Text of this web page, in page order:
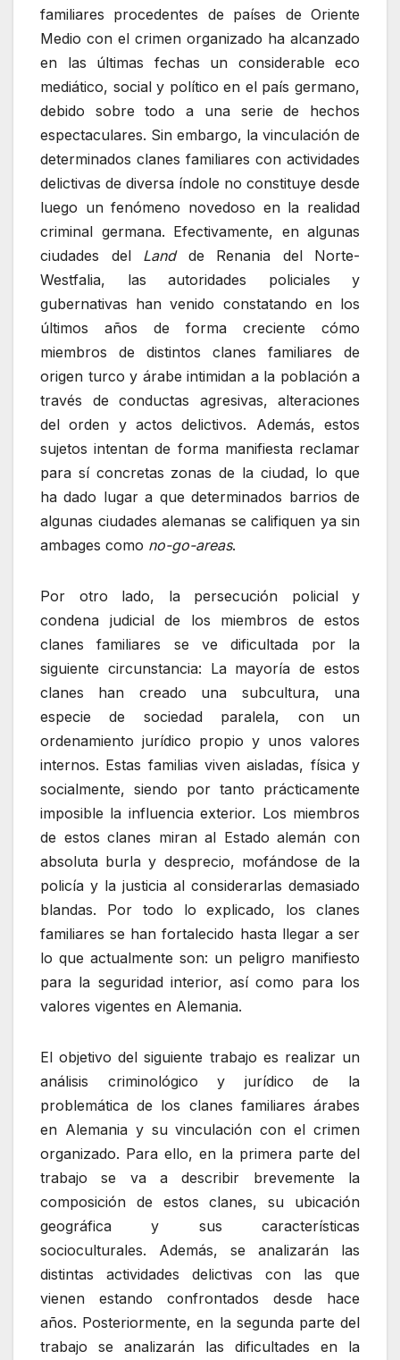
familiares procedentes de países de Oriente
Medio con el crimen organizado ha alcanzado
en las últimas fechas un considerable eco
mediático, social y político en el país germano,
debido sobre todo a una serie de hechos
espectaculares. Sin embargo, la vinculación de
determinados clanes familiares con actividades
delictivas de diversa índole no constituye desde
luego un fenómeno novedoso en la realidad
criminal germana. Efectivamente, en algunas
ciudades del Landde Renania del Norte-
Westfalia, las autoridades policiales y
gubernativas han venido constatando en los
últimos años de forma creciente cómo
miembros de distintos clanes familiares de
origen turco y árabe intimidan a la población a
través de conductas agresivas, alteraciones
del orden y actos delictivos. Además, estos
sujetos intentan de forma manifiesta reclamar
para sí concretas zonas de la ciudad, lo que
ha dado lugar a que determinados barrios de
algunas ciudades alemanas se califiquen ya sin
ambages como no-go-areas.
Por otro lado, la persecución policial y
condena judicial de los miembros de estos
clanes familiares se ve dificultada por la
siguiente circunstancia: La mayoría de estos
clanes han creado una subcultura, una
especie de sociedad paralela, con un
ordenamiento jurídico propio y unos valores
internos. Estas familias viven aisladas, física y
socialmente, siendo por tanto prácticamente
imposible la influencia exterior. Los miembros
de estos clanes miran al Estado alemán con
absoluta burla y desprecio, mofándose de la
policía y la justicia al considerarlas demasiado
blandas. Por todo lo explicado, los clanes
familiares se han fortalecido hasta llegar a ser
lo que actualmente son: un peligro manifiesto
para la seguridad interior, así como para los
valores vigentes en Alemania.
El objetivo del siguiente trabajo es realizar un
análisis criminológico y jurídico de la
problemática de los clanes familiares árabes
en Alemania y su vinculación con el crimen
organizado. Para ello, en la primera parte del
trabajo se va a describir brevemente la
composición de estos clanes, su ubicación
geográfica y sus características
socioculturales. Además, se analizarán las
distintas actividades delictivas con las que
vienen estando confrontados desde hace
años. Posteriormente, en la segunda parte del
trabajo se analizarán las dificultades en la